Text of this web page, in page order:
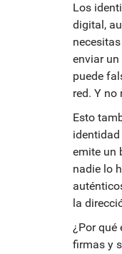
Los
digital,
enviar
puede
red. Y no
Esto
emite un
nadie lo
la
¿Por qué
firmas y